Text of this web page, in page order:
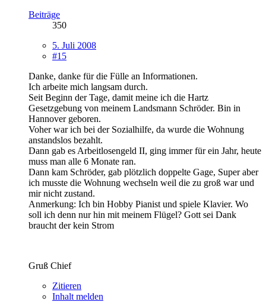
Beiträge
350
5. Juli 2008
#15
Danke, danke für die Fülle an Informationen.
Ich arbeite mich langsam durch.
Seit Beginn der Tage, damit meine ich die Hartz
Gesetzgebung von meinem Landsmann Schröder. Bin in
Hannover geboren.
Voher war ich bei der Sozialhilfe, da wurde die Wohnung
anstandslos bezahlt.
Dann gab es Arbeitlosengeld II, ging immer für ein Jahr, heute
muss man alle 6 Monate ran.
Dann kam Schröder, gab plötzlich doppelte Gage, Super aber
ich musste die Wohnung wechseln weil die zu groß war und
mir nicht zustand.
Anmerkung: Ich bin Hobby Pianist und spiele Klavier. Wo
soll ich denn nur hin mit meinem Flügel? Gott sei Dank
braucht der kein Strom
Gruß Chief
Zitieren
Inhalt melden